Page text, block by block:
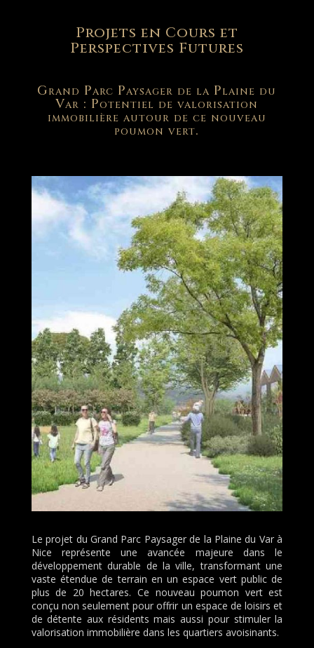
Projets en Cours et
Perspectives Futures
Grand Parc Paysager de la Plaine du
Var : Potentiel de valorisation
immobilière autour de ce nouveau
poumon vert.
Le projet du Grand Parc Paysager de la Plaine du Var à
Nice représente une avancée majeure dans le
développement durable de la ville, transformant une
vaste étendue de terrain en un espace vert public de
plus de 20 hectares. Ce nouveau poumon vert est
conçu non seulement pour offrir un espace de loisirs et
de détente aux résidents mais aussi pour stimuler la
valorisation immobilière dans les quartiers avoisinants.